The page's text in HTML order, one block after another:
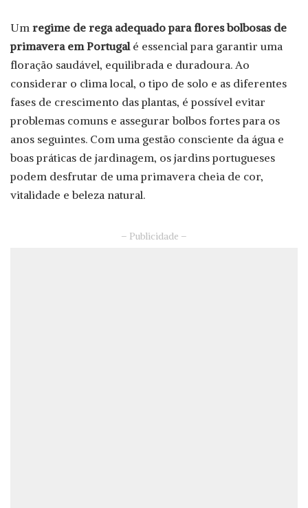
Um regime de rega adequado para flores bolbosas de
primavera em Portugal é essencial para garantir uma
floração saudável, equilibrada e duradoura. Ao
considerar o clima local, o tipo de solo e as diferentes
fases de crescimento das plantas, é possível evitar
problemas comuns e assegurar bolbos fortes para os
anos seguintes. Com uma gestão consciente da água e
boas práticas de jardinagem, os jardins portugueses
podem desfrutar de uma primavera cheia de cor,
vitalidade e beleza natural.
– Publicidade –